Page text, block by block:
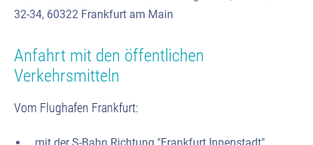
32-34, 60322 Frankfurt am Main
Anfahrt mit den öffentlichen
Verkehrsmitteln
Vom Flughafen Frankfurt: